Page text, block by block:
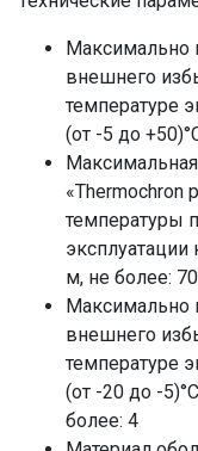
Максимально
внешнего
температуре
(от -5 до
«Thermochron
температуры
эксплуатации
м, не более:
Максимально
внешнего
температуре
(от -20 до -
более: 4